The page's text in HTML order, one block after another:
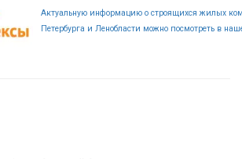
Актуальную информацию о строящихся жилых
Петербурга и Ленобласти можно посмотреть в